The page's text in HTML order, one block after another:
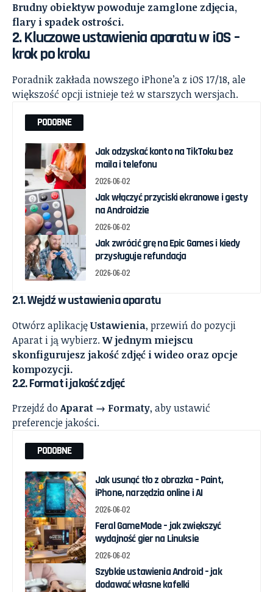
Brudny obiektyw powoduje zamglone zdjęcia,
flary i spadek ostrości.
2. Kluczowe ustawienia aparatu w iOS –
krok po kroku
Poradnik zakłada nowszego iPhone’a z iOS 17/18, ale
większość opcji istnieje też w starszych wersjach.
PODOBNE
Jak odzyskać konto na TikToku bez
maila i telefonu
2026-06-02
Jak włączyć przyciski ekranowe i gesty
na Androidzie
2026-06-02
Jak zwrócić grę na Epic Games i kiedy
przysługuje refundacja
2026-06-02
2.1. Wejdź w ustawienia aparatu
Otwórz aplikacjęUstawienia, przewiń do pozycji
Aparat i ją wybierz.W jednym miejscu
skonfigurujesz jakość zdjęć i wideo oraz opcje
kompozycji.
2.2. Format i jakość zdjęć
Przejdź doAparat → Formaty, aby ustawić
preferencje jakości.
PODOBNE
Jak usunąć tło z obrazka – Paint,
iPhone, narzędzia online i AI
2026-06-02
Feral GameMode – jak zwiększyć
wydajność gier na Linuksie
2026-06-02
Szybkie ustawienia Android – jak
dodawać własne kafelki